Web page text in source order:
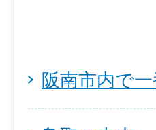
阪南市内で